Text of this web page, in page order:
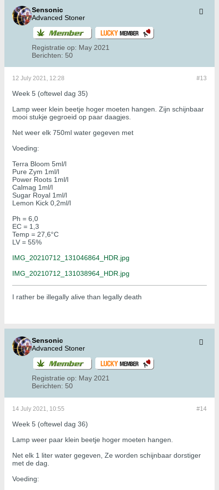
Sensonic
Advanced Stoner
Registratie op: May 2021
Berichten: 50
#13
12 July 2021, 12:28
Week 5 (oftewel dag 35)
Lamp weer klein beetje hoger moeten hangen. Zijn schijnbaar
mooi stukje gegroeid op paar daagjes.
Net weer elk 750ml water gegeven met
Voeding:
Terra Bloom 5ml/l
Pure Zym 1ml/l
Power Roots 1ml/l
Calmag 1ml/l
Sugar Royal 1ml/l
Lemon Kick 0,2ml/l
Ph = 6,0
EC = 1,3
Temp = 27,6°C
LV = 55%
IMG_20210712_131046864_HDR.jpg
IMG_20210712_131038964_HDR.jpg
I rather be illegally alive than legally death
Sensonic
Advanced Stoner
Registratie op: May 2021
Berichten: 50
#14
14 July 2021, 10:55
Week 5 (oftewel dag 36)
Lamp weer paar klein beetje hoger moeten hangen.
Net elk 1 liter water gegeven, Ze worden schijnbaar dorstiger
met de dag.
Voeding: